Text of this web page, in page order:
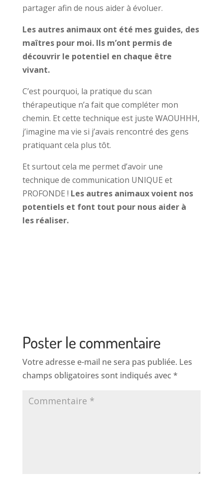
partager afin de nous aider à évoluer.
Les autres animaux ont été mes guides, des
maîtres pour moi. Ils m’ont permis de
découvrir le potentiel en chaque être
vivant.
C’est pourquoi, la pratique du scan
thérapeutique n’a fait que compléter mon
chemin. Et cette technique est juste WAOUHHH,
j’imagine ma vie si j’avais rencontré des gens
pratiquant cela plus tôt.
Et surtout cela me permet d’avoir une
technique de communication UNIQUE et
PROFONDE ! Les autres animaux voient nos
potentiels et font tout pour nous aider à
les réaliser.
Poster le commentaire
Votre adresse e-mail ne sera pas publiée. Les
champs obligatoires sont indiqués avec *